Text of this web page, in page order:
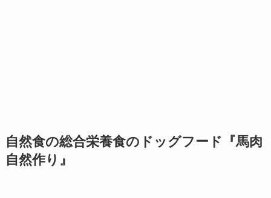
自然食の総合栄養食のドッグフード『馬肉
自然作り』